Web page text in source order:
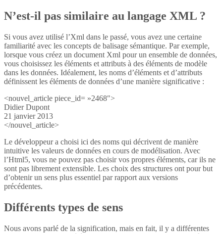
N’est-il pas similaire au langage XML ?
Si vous avez utilisé l’Xml dans le passé, vous avez une certaine
familiarité avec les concepts de balisage sémantique. Par exemple,
lorsque vous créez un document Xml pour un ensemble de données,
vous choisissez les éléments et attributs à des éléments de modèle
dans les données. Idéalement, les noms d’éléments et d’attributs
définissent les éléments de données d’une manière significative :
<nouvel_article piece_id= »2468″>
Didier Dupont
21 janvier 2013
</nouvel_article>
Le développeur a choisi ici des noms qui décrivent de manière
intuitive les valeurs de données en cours de modélisation. Avec
l’Html5, vous ne pouvez pas choisir vos propres éléments, car ils ne
sont pas librement extensible. Les choix des structures ont pour but
d’obtenir un sens plus essentiel par rapport aux versions
précédentes.
Différents types de sens
Nous avons parlé de la signification, mais en fait, il y a différentes